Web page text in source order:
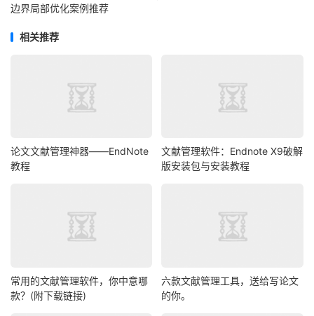
边界局部优化案例推荐
相关推荐
论文文献管理神器——EndNote
教程
文献管理软件：Endnote X9破解
版安装包与安装教程
常用的文献管理软件，你中意哪
款？(附下载链接)
六款文献管理工具，送给写论文
的你。